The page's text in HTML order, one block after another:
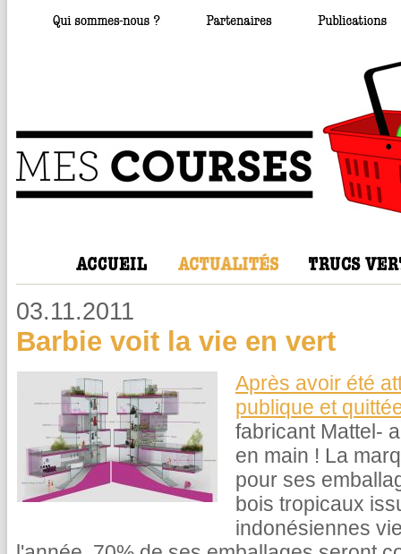
03.11.2011
Barbie voit la vie en vert
Après avoir été
publique et
fabricant Mattel-
en main ! La
pour ses
bois tropicaux
indonésiennes